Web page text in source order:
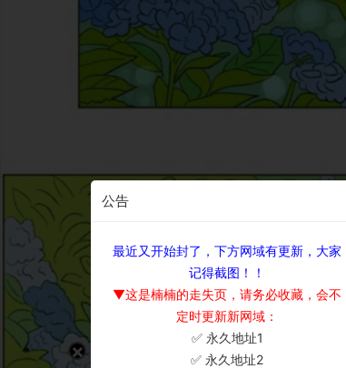
公告
最近又开始封了，下方网域有更新，大家
记得截图！！
▼这是楠楠的走失页，请务必收藏，会不
定时更新新网域：
✅ 永久地址1
✅ 永久地址2
×